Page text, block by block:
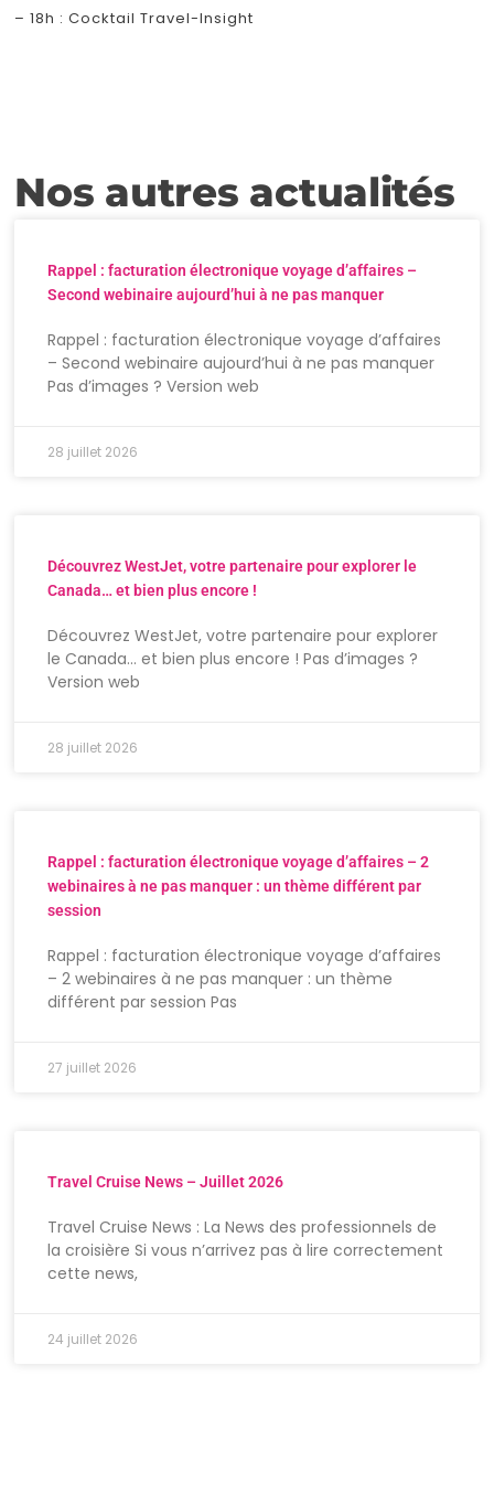
– 18h : Cocktail Travel-Insight
Nos autres actualités
Rappel : facturation électronique voyage d’affaires –
Second webinaire aujourd’hui à ne pas manquer
Rappel : facturation électronique voyage d’affaires
– Second webinaire aujourd’hui à ne pas manquer
Pas d’images ? Version web
28 juillet 2026
Découvrez WestJet, votre partenaire pour explorer le
Canada… et bien plus encore !
Découvrez WestJet, votre partenaire pour explorer
le Canada… et bien plus encore ! Pas d’images ?
Version web
28 juillet 2026
Rappel : facturation électronique voyage d’affaires – 2
webinaires à ne pas manquer : un thème différent par
session
Rappel : facturation électronique voyage d’affaires
– 2 webinaires à ne pas manquer : un thème
différent par session Pas
27 juillet 2026
Travel Cruise News – Juillet 2026
Travel Cruise News : La News des professionnels de
la croisière Si vous n’arrivez pas à lire correctement
cette news,
24 juillet 2026